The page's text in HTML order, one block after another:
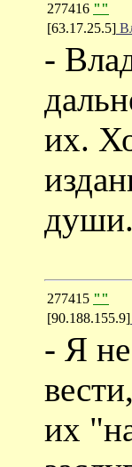
277416 ""
[63.17.25.5]
-
их.
277415 ""
[90.188.155.9]
- Я
их